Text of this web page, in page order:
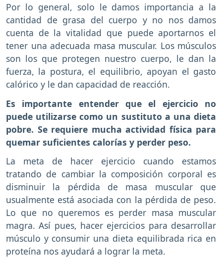
Por lo general, solo le damos importancia a la
cantidad de grasa del cuerpo y no nos damos
cuenta de la vitalidad que puede aportarnos el
tener una adecuada masa muscular. Los músculos
son los que protegen nuestro cuerpo, le dan la
fuerza, la postura, el equilibrio, apoyan el gasto
calórico y le dan capacidad de reacción.
Es importante entender que el ejercicio no
puede utilizarse como un sustituto a una dieta
pobre. Se requiere mucha actividad física para
quemar suficientes calorías y perder peso.
La meta de hacer ejercicio cuando estamos
tratando de cambiar la composición corporal es
disminuir la pérdida de masa muscular que
usualmente está asociada con la pérdida de peso.
Lo que no queremos es perder masa muscular
magra. Así pues, hacer ejercicios para desarrollar
músculo y consumir una dieta equilibrada rica en
proteína nos ayudará a lograr la meta.